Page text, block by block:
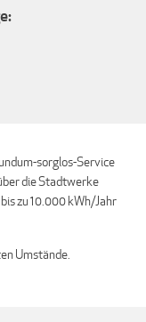
sorglos-Service
die Stadtwerke
zu 10.000 kWh/Jahr
Umstände.